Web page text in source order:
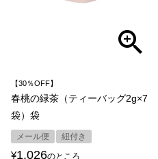
【30％OFF】
春桃の緑茶（ティーバッグ2g×7
袋）袋
メール便 紐付き
¥1,026のところ